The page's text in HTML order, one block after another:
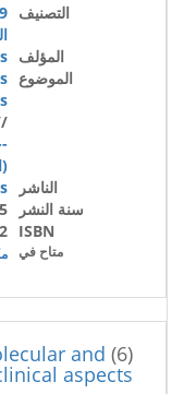
التصنيف
المؤلف
الموضوع
الناشر
سنة النشر
ISBN
متاح في
(6)
and
aspects